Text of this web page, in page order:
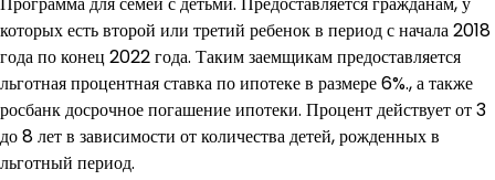
которых есть второй или третий ребенок в период с начала 2018
года по конец 2022 года. Таким заемщикам предоставляется
льготная процентная ставка по ипотеке в размере 6%., а также
росбанк досрочное погашение ипотеки. Процент действует от 3
до 8 лет в зависимости от количества детей, рожденных в
льготный период.